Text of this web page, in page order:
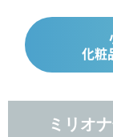
化粧
ミリオ